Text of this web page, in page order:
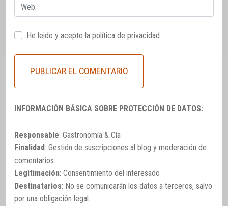
Web
He leido y acepto la política de privacidad
INFORMACIÓN BÁSICA SOBRE PROTECCIÓN DE DATOS:
Responsable: Gastronomía & Cía
Finalidad: Gestión de suscripciones al blog y moderación de
comentarios
Legitimación: Consentimiento del interesado
Destinatarios: No se comunicarán los datos a terceros, salvo
por una obligación legal.